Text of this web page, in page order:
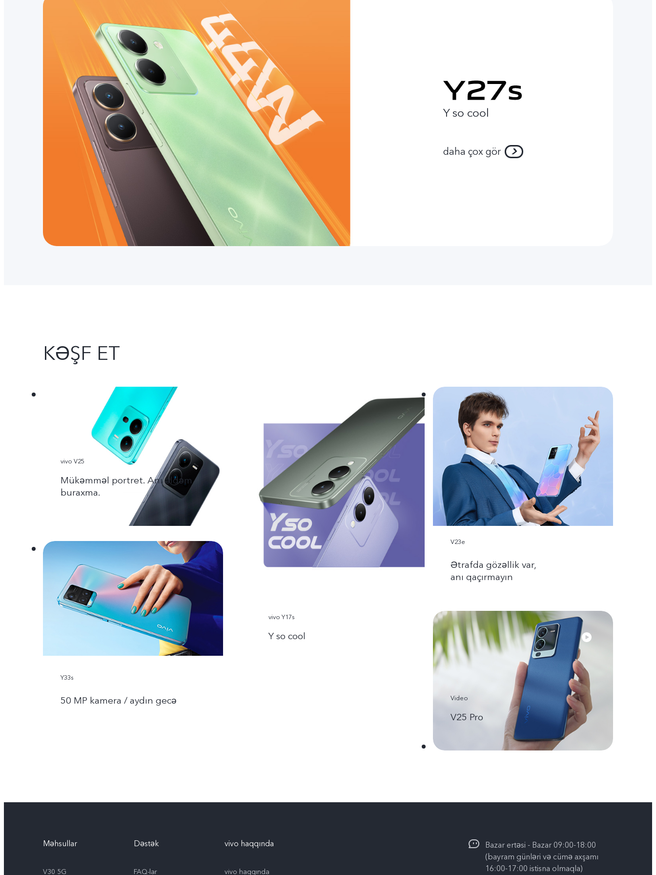
Y so cool
daha çox gör
KƏŞF ET
vivo V25
Mükəmməl portret. Anı əldəm
buraxma.
vivo Y17s
Y so cool
V23e
Ətrafda gözəllik var,
anı qaçırmayın
Y33s
50 MP kamera / aydın gecə Video
V25 Pro
Məhsullar
V30 5G
Dəstək
FAQ-lar
vivo haqqında
vivo haqqında
Bazar ertəsi - Bazar 09:00-18:00
(bayram günləri və cümə axşamı
16:00-17:00 istisna olmaqla)